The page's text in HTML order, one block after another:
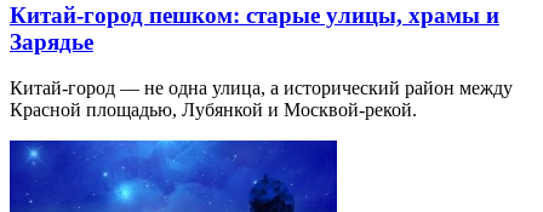
Китай-город пешком: старые улицы, храмы и
Зарядье
Китай-город — не одна улица, а исторический район между
Красной площадью, Лубянкой и Москвой-рекой.